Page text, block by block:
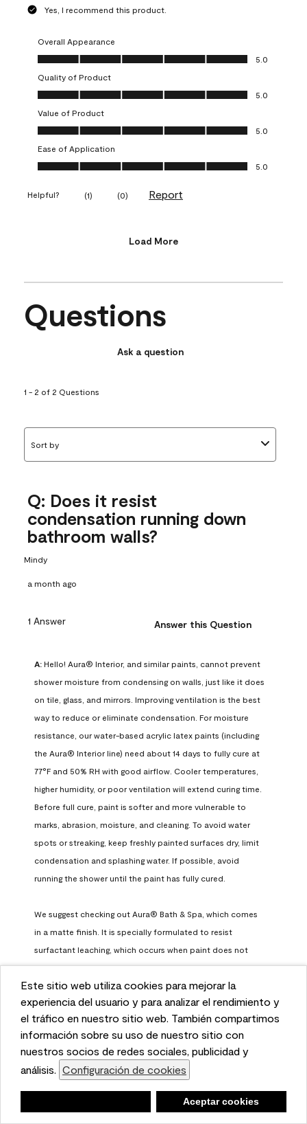
This website uses cookies to enhance user experience
and to analyze performance and traffic on our website.
We also share information about your use of our site
with our social media, advertising, and analytics
partners. Cookie Settings
Accept Cookies
Este sitio web utiliza cookies para mejorar la
experiencia del usuario y para analizar el rendimiento y
el tráfico en nuestro sitio web. También compartimos
información sobre su uso de nuestro sitio con
nuestros socios de redes sociales, publicidad y
análisis. Configuración de cookies
Aceptar cookies
Yes, I recommend this product.
Overall Appearance
Overall Appearance, 5.0 out of 5
5.0
Quality of Product
Quality of Product, 5.0 out of 5
5.0
Value of Product
Value of Product, 5.0 out of 5
5.0
Ease of Application
Ease of Application, 5.0 out of 5
5.0
Helpful? (1) (0) Report
Load More
Questions
Ask a question
1 - 2 of 2 Questions
Sort by
Q: Does it resist
condensation running down
bathroom walls?
Mindy
a month ago
1 Answer Answer this Question
A: Hello! Aura® Interior, and similar paints, cannot prevent
shower moisture from condensing on walls, just like it does
on tile, glass, and mirrors. Improving ventilation is the best
way to reduce or eliminate condensation. For moisture
resistance, our water-based acrylic latex paints (including
the Aura® Interior line) need about 14 days to fully cure at
77°F and 50% RH with good airflow. Cooler temperatures,
higher humidity, or poor ventilation will extend curing time.
Before full cure, paint is softer and more vulnerable to
marks, abrasion, moisture, and cleaning. To avoid water
spots or streaking, keep freshly painted surfaces dry, limit
condensation and splashing water. If possible, avoid
running the shower until the paint has fully cured.
We suggest checking out Aura® Bath & Spa, which comes
in a matte finish. It is specially formulated to resist
surfactant leaching, which occurs when paint does not
have enough time to fully cure before being exposed to
high humidity. To learn more, feel free to check it out here:
https://www.benjaminmoore.com/en-us/interior-exterior-
paints-stains/product-catalog/abs/aura-bath-and-spa-
paint
Benjamin Moore Support
a month ago